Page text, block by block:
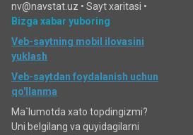
nv@navstat.uz • Sayt xaritasi •
Bizga xabar yuboring
Veb-saytning mobil ilovasini
yuklash
Veb-saytdan foydalanish uchun
qo'llanma
Ma`lumotda xato topdingizmi?
Uni belgilang va quyidagilarni